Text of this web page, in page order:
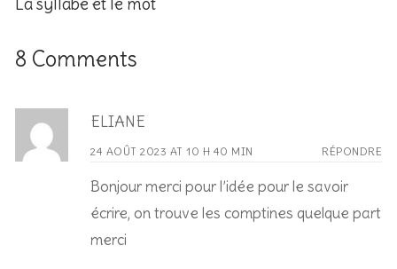
8 Comments
ELIANE
24 AOÛT 2023 AT 10 H 40 MIN RÉPONDRE
Bonjour merci pour l’idée pour le savoir
écrire, on trouve les comptines quelque part
merci